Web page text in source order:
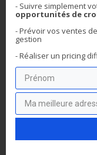
pour
Dans l’optique de
appartement, et
aller :consultez le
mois, par les
catégorie. Et bien
Si vous êtes bien
- Suivre simplement
opportunités de
- Prévoir vos ventes
gestion
- Réaliser un pricing